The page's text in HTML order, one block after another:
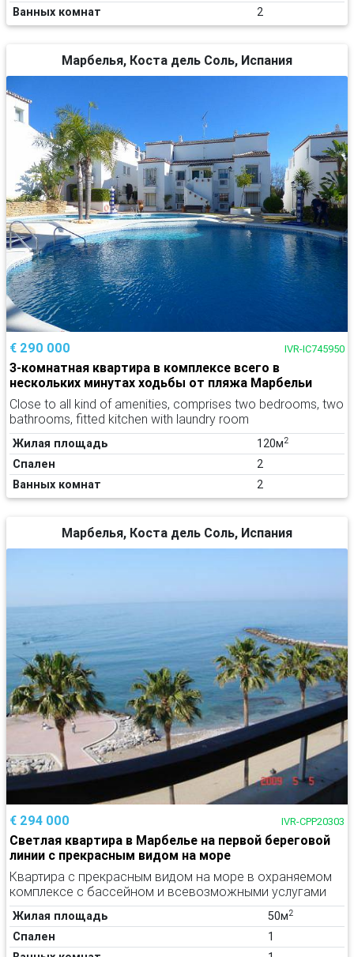
Ванных комнат
2
Марбелья, Коста дель Соль, Испания
€ 290 000 IVR-IC745950
3-комнатная квартира в комплексе всего в
нескольких минутах ходьбы от пляжа Марбельи
Close to all kind of amenities, comprises two bedrooms, two
bathrooms, fitted kitchen with laundry room
Жилая площадь 120м2
Спален
2
Ванных комнат
2
Марбелья, Коста дель Соль, Испания
€ 294 000 IVR-CPP20303
Светлая квартира в Марбелье на первой береговой
линии с прекрасным видом на море
Квартира с прекрасным видом на море в охраняемом
комплексе с бассейном и всевозможными услугами
Жилая площадь 50м2
Спален
1